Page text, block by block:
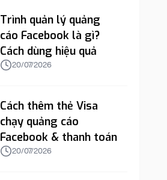
Trình quản lý quảng
cáo Facebook là gì?
Cách dùng hiệu quả
20/07/2026
Cách thêm thẻ Visa
chạy quảng cáo
Facebook & thanh toán
20/07/2026